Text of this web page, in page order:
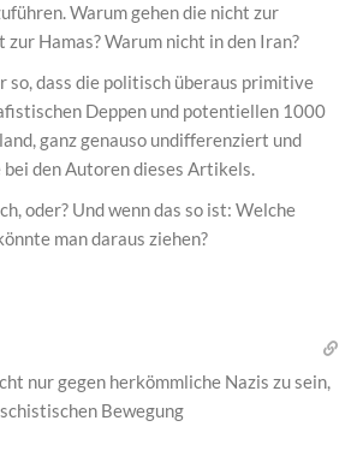
Warum gehen die nicht zur
zur Hamas? Warum nicht in den Iran?
so, dass die politisch überaus primitive
Deppen und potentiellen 1000
ganz genauso undifferenziert und
den Autoren dieses Artikels.
oder? Und wenn das so ist: Welche
man daraus ziehen?
nur gegen herkömmliche Nazis zu sein,
Bewegung